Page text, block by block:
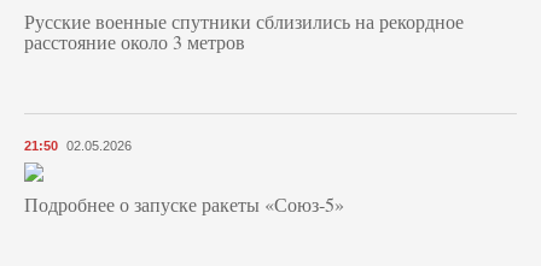
Русские военные спутники сблизились на рекордное
расстояние около 3 метров
21:50 02.05.2026
Подробнее о запуске ракеты «Союз‑5»